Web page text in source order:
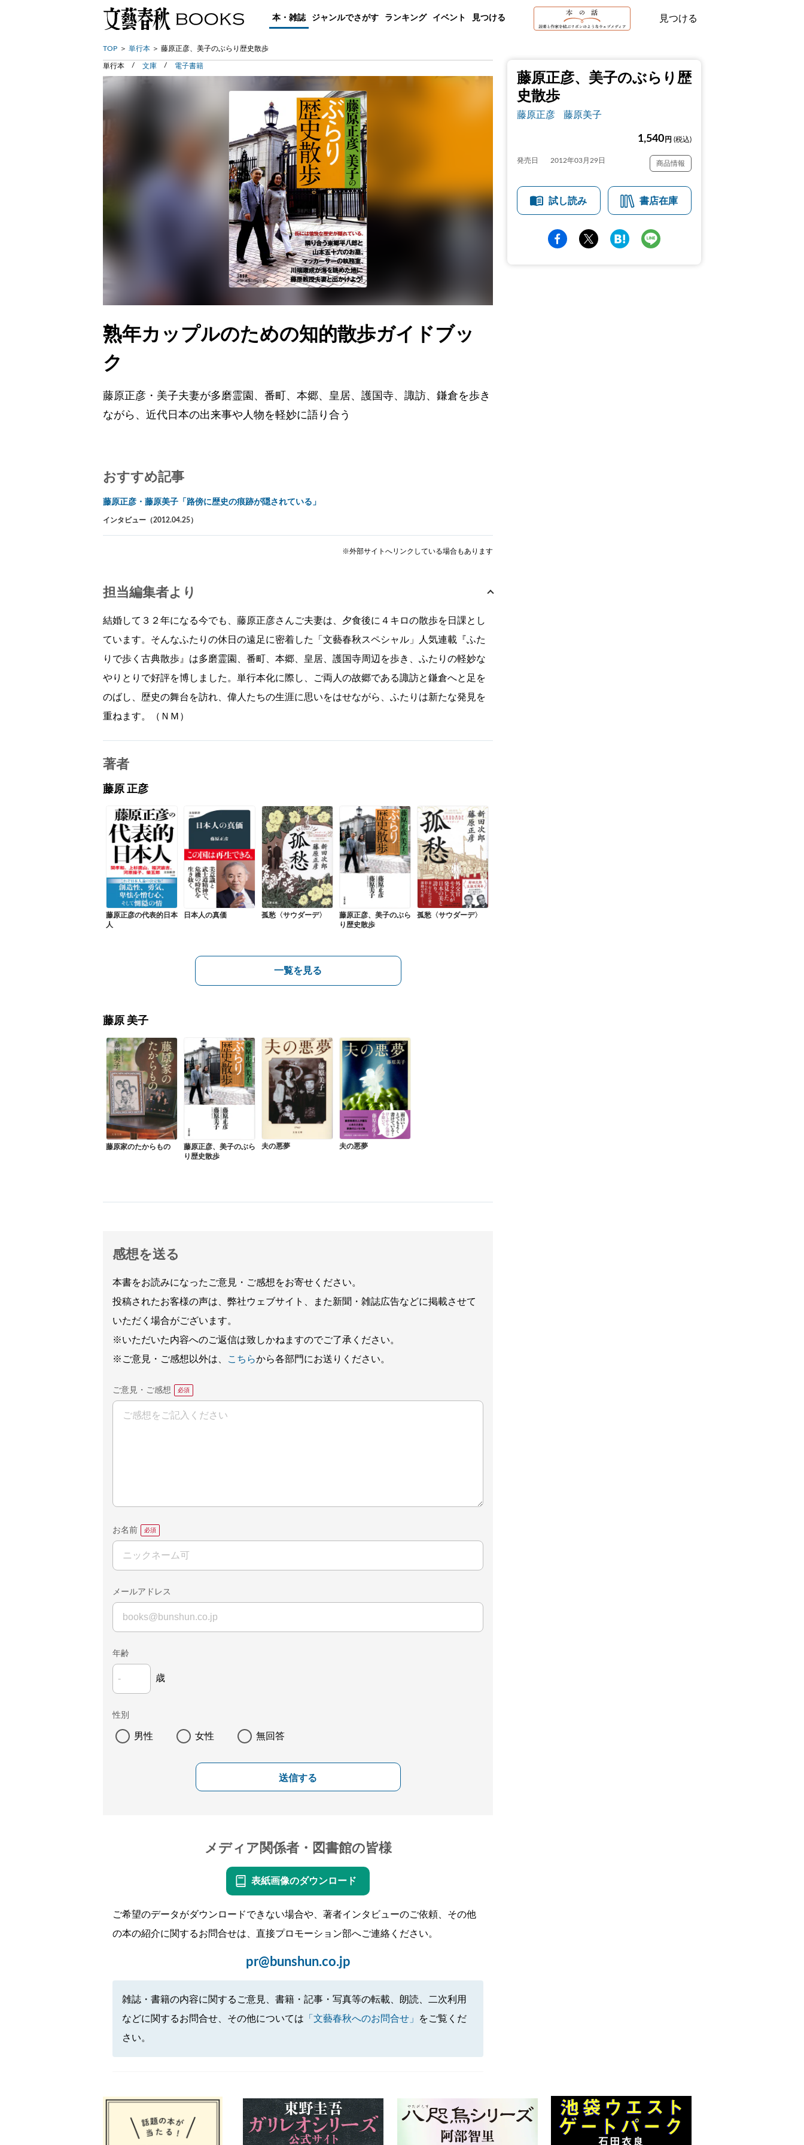
本・雑誌 ジャンルでさがす ランキング イベント 見つける 見つける
TOP 単行本 藤原正彦、美子のぶらり歴史散歩
藤原正彦、美子のぶらり歴
史散歩
藤原正彦 藤原美子
1,540 円 (税込)
発売日 2012年03月29日 商品情報
試し読み 書店在庫
単行本 文庫 電子書籍
熟年カップルのための知的散歩ガイドブッ
ク
藤原正彦・美子夫妻が多磨霊園、番町、本郷、皇居、護国寺、諏訪、鎌倉を歩き
ながら、近代日本の出来事や人物を軽妙に語り合う
おすすめ記事
藤原正彦・藤原美子「路傍に歴史の痕跡が隠されている」
インタビュー（2012.04.25）
※外部サイトへリンクしている場合もあります
担当編集者より
結婚して３２年になる今でも、藤原正彦さんご夫妻は、夕食後に４キロの散歩を日課とし
ています。そんなふたりの休日の遠足に密着した「文藝春秋スペシャル」人気連載『ふた
りで歩く古典散歩』は多磨霊園、番町、本郷、皇居、護国寺周辺を歩き、ふたりの軽妙な
やりとりで好評を博しました。単行本化に際し、ご両人の故郷である諏訪と鎌倉へと足を
のばし、歴史の舞台を訪れ、偉人たちの生涯に思いをはせながら、ふたりは新たな発見を
重ねます。（ＮＭ）
著者
藤原 正彦
藤原正彦の代表的日本
人
日本人の真価 孤愁〈サウダーデ〉
藤原正彦、美子のぶら
り歴史散歩
孤愁〈サウダーデ〉
一覧を見る
藤原 美子
藤原家のたからもの
藤原正彦、美子のぶら
り歴史散歩
夫の悪夢 夫の悪夢
感想を送る
本書をお読みになったご意見・ご感想をお寄せください。
投稿されたお客様の声は、弊社ウェブサイト、また新聞・雑誌広告などに掲載させて
いただく場合がございます。
※いただいた内容へのご返信は致しかねますのでご了承ください。
※ご意見・ご感想以外は、
こちらから各部門にお送りください。
ご意見・ご感想
お名前
メールアドレス
年齢
歳
性別
男性 女性 無回答
送信する
メディア関係者・図書館の皆様
表紙画像のダウンロード
ご希望のデータがダウンロードできない場合や、著者インタビューのご依頼、その他
の本の紹介に関するお問合せは、直接プロモーション部へご連絡ください。
pr@bunshun.co.jp
雑誌・書籍の内容に関するご意見、書籍・記事・写真等の転載、朗読、二次利用
などに関するお問合せ、その他については 「文藝春秋へのお問合せ」
をご覧くだ
さい。